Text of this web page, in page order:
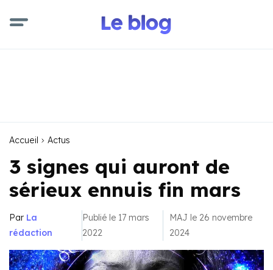
Accueil Actus
3 signes qui auront de
sérieux ennuis fin mars
Par La
rédaction
Publié le 17 mars
2022
MAJ le 26 novembre
2024